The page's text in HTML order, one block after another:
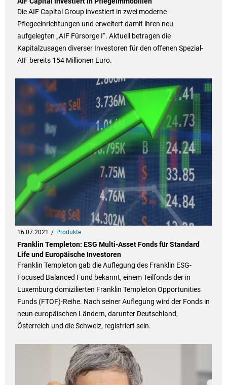
Die AIF Capital Group investiert in zwei moderne
Pflegeeinrichtungen und erweitert damit ihren neu
aufgelegten „AIF Fürsorge I“. Aktuell betragen die
Kapitalzusagen diverser Investoren für den offenen Spezial-
AIF bereits 154 Millionen Euro.
16.07.2021 Produkte
Franklin Templeton: ESG Multi-Asset Fonds für Standard
Life und Europäische Investoren
Franklin Templeton gab die Auflegung des Franklin ESG-
Focused Balanced Fund bekannt, einem Teilfonds der in
Luxemburg domizilierten Franklin Templeton Opportunities
Funds (FTOF)-Reihe. Nach seiner Auflegung wird der Fonds in
neun europäischen Ländern, darunter Deutschland,
Österreich und die Schweiz, registriert sein.